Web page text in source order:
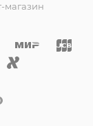
магазин